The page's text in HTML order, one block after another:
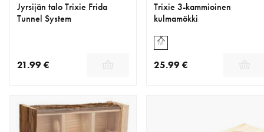
Jyrsijän talo Trixie Frida
Tunnel System
21.99 €
Trixie 3-kammioinen
kulmamökki
M
25.99 €